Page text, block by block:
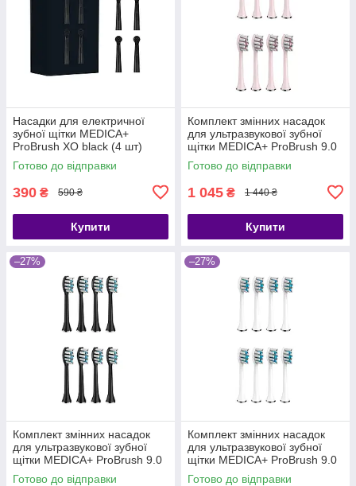
Насадки для електричної
зубної щітки MEDICA+
ProBrush XO black (4 шт)
Готово до відправки
390 ₴ 590 ₴
Купити
Комплект змінних насадок
для ультразвукової зубної
щітки MEDICA+ ProBrush 9.0
Fuchsia (8 шт.)
Готово до відправки
1 045 ₴ 1 440 ₴
Купити
–27%
Комплект змінних насадок
для ультразвукової зубної
щітки MEDICA+ ProBrush 9.0
Black (8 шт.)
Готово до відправки
–27%
Комплект змінних насадок
для ультразвукової зубної
щітки MEDICA+ ProBrush 9.0
White (8 шт.)
Готово до відправки